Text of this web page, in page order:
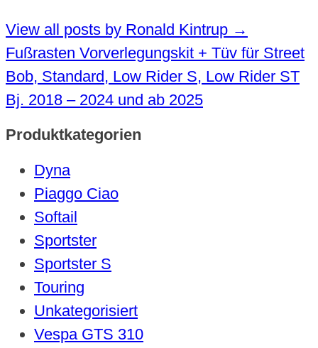
View all posts by Ronald Kintrup →
Fußrasten Vorverlegungskit + Tüv für Street
Bob, Standard, Low Rider S, Low Rider ST
Bj. 2018 – 2024 und ab 2025
Produktkategorien
Dyna
Piaggo Ciao
Softail
Sportster
Sportster S
Touring
Unkategorisiert
Vespa GTS 310